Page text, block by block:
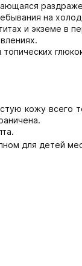
на
и экземе в
кожу
для детей